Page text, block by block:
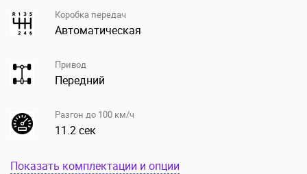
Коробка передач
Автоматическая
Привод
Передний
Разгон до 100 км/ч
11.2 сек
Показать комплектации и опции